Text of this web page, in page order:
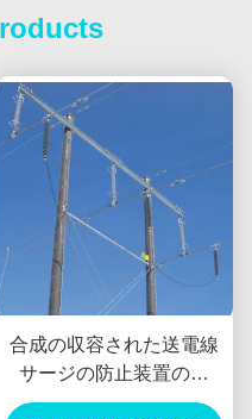
合成の収容された送電線
サージの防止装置の高
圧、ケイ素のゴム材料